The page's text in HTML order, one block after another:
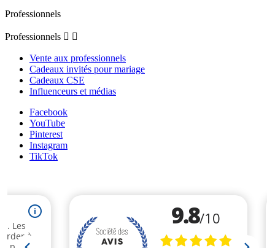
Professionnels
Professionnels  
Vente aux professionnels
Cadeaux invités pour mariage
Cadeaux CSE
Influenceurs et médias
Facebook
YouTube
Pinterest
Instagram
TikTok